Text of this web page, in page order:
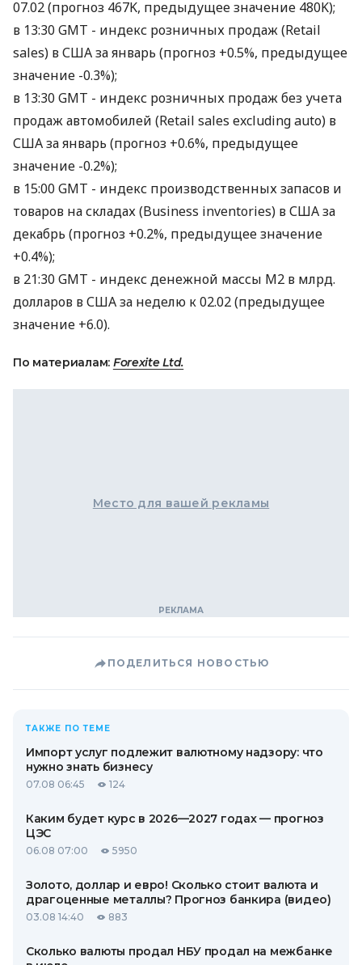
07.02 (прогноз 467K, предыдущее значение 480K);
в 13:30 GMT - индекс розничных продаж (Retail
sales) в США за январь (прогноз +0.5%, предыдущее
значение -0.3%);
в 13:30 GMT - индекс розничных продаж без учета
продаж автомобилей (Retail sales excluding auto) в
США за январь (прогноз +0.6%, предыдущее
значение -0.2%);
в 15:00 GMT - индекс производственных запасов и
товаров на складах (Business inventories) в США за
декабрь (прогноз +0.2%, предыдущее значение
+0.4%);
в 21:30 GMT - индекс денежной массы М2 в млрд.
долларов в США за неделю к 02.02 (предыдущее
значение +6.0).
По материалам: Forexite Ltd.
Место для вашей рекламы
ПОДЕЛИТЬСЯ НОВОСТЬЮ
ТАКЖЕ ПО ТЕМЕ
Импорт услуг подлежит валютному надзору: что
нужно знать бизнесу
07.08 06:45 124
Каким будет курс в 2026—2027 годах — прогноз
ЦЭС
06.08 07:00 5950
Золото, доллар и евро! Сколько стоит валюта и
драгоценные металлы? Прогноз банкира (видео)
03.08 14:40 883
Сколько валюты продал НБУ продал на межбанке